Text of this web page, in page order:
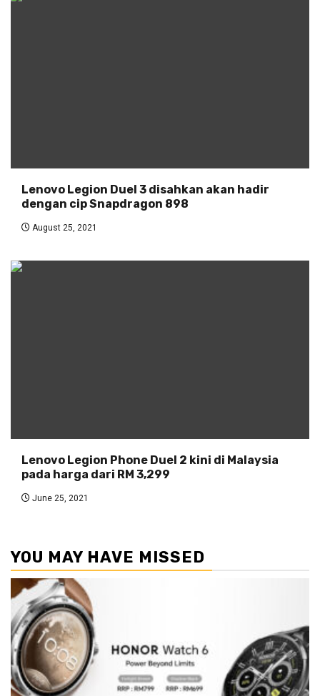
Lenovo Legion Duel 3 disahkan akan hadir
dengan cip Snapdragon 898
August 25, 2021
Lenovo Legion Phone Duel 2 kini di Malaysia
pada harga dari RM 3,299
June 25, 2021
YOU MAY HAVE MISSED